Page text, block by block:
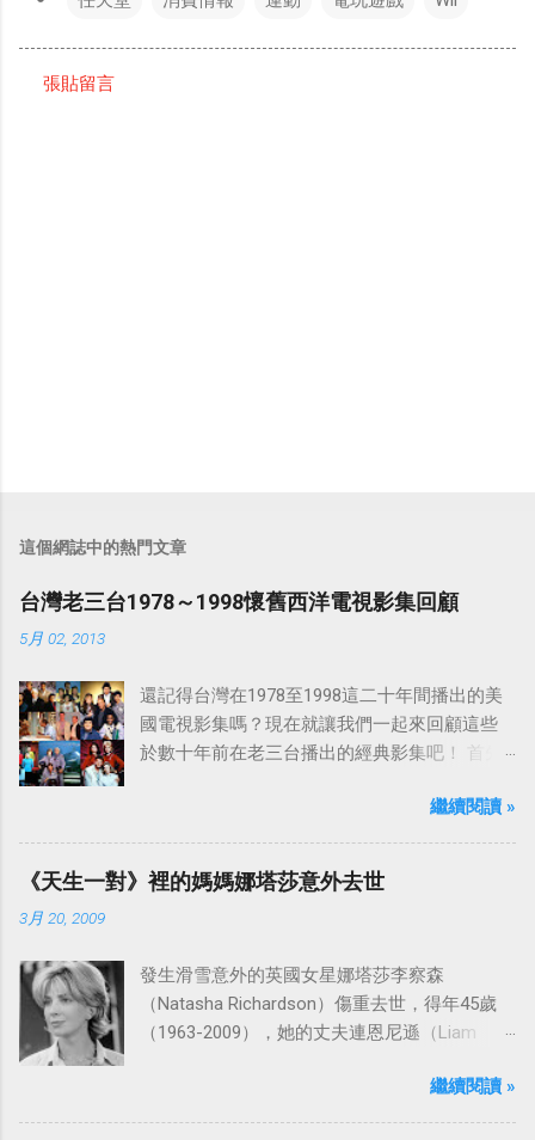
張貼留言
這個網誌中的熱門文章
台灣老三台1978～1998懷舊西洋電視影集回顧
5月 02, 2013
還記得台灣在1978至1998這二十年間播出的美
國電視影集嗎？現在就讓我們一起來回顧這些
於數十年前在老三台播出的經典影集吧！ 首先
「愛之船」（The Love Boat），這部影集最早
是在1977年9月24日至1986年5月24日於美國
ABC頻道首播，共播出了249集。 令人懷念的愛
之船旋律：
繼續閱讀 »
《天生一對》裡的媽媽娜塔莎意外去世
3月 20, 2009
發生滑雪意外的英國女星娜塔莎李察森
（Natasha Richardson）傷重去世，得年45歲
（1963-2009），她的丈夫連恩尼遜（Liam
到傷心，希望外界給他們空間撫平傷痛。繼續閱讀 »